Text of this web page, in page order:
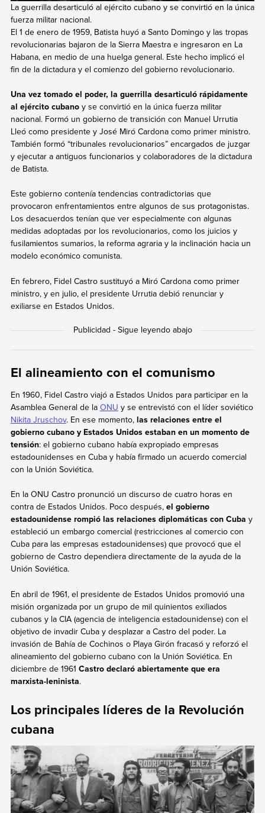
La guerrilla desarticuló al ejército cubano y se convirtió en la única
fuerza militar nacional.
El 1 de enero de 1959, Batista huyó a Santo Domingo y las tropas
revolucionarias bajaron de la Sierra Maestra e ingresaron en La
Habana, en medio de una huelga general. Este hecho implicó el
fin de la dictadura y el comienzo del gobierno revolucionario.
Una vez tomado el poder, la guerrilla desarticuló rápidamente
al ejército cubanoy se convirtió en la única fuerza militar
nacional. Formó un gobierno de transición con Manuel Urrutia
Lleó como presidente y José Miró Cardona como primer ministro.
También formó “tribunales revolucionarios” encargados de juzgar
y ejecutar a antiguos funcionarios y colaboradores de la dictadura
de Batista.
Este gobierno contenía tendencias contradictorias que
provocaron enfrentamientos entre algunos de sus protagonistas.
Los desacuerdos tenían que ver especialmente con algunas
medidas adoptadas por los revolucionarios, como los juicios y
fusilamientos sumarios, la reforma agraria y la inclinación hacia un
modelo económico comunista.
En febrero, Fidel Castro sustituyó a Miró Cardona como primer
ministro, y en julio, el presidente Urrutia debió renunciar y
exiliarse en Estados Unidos.
El alineamiento con el comunismo
En 1960, Fidel Castro viajó a Estados Unidos para participar en la
Asamblea General de la ONU y se entrevistó con el líder soviético
Nikita Jruschov. En ese momento,las relaciones entre el
gobierno cubano y Estados Unidos estaban en un momento de
tensión: el gobierno cubano había expropiado empresas
estadounidenses en Cuba y había firmado un acuerdo comercial
con la Unión Soviética.
En la ONU Castro pronunció un discurso de cuatro horas en
contra de Estados Unidos. Poco después, el gobierno
estadounidense rompió las relaciones diplomáticas con Cuba y
estableció un embargo comercial (restricciones al comercio con
Cuba para las empresas estadounidenses) que provocó que el
gobierno de Castro dependiera directamente de la ayuda de la
Unión Soviética.
En abril de 1961, el presidente de Estados Unidos promovió una
misión organizada por un grupo de mil quinientos exiliados
cubanos y la CIA (agencia de inteligencia estadounidense) con el
objetivo de invadir Cuba y desplazar a Castro del poder. La
invasión de Bahía de Cochinos o Playa Girón fracasó y reforzó el
alineamiento del gobierno cubano con la Unión Soviética. En
diciembre de 1961 Castro declaró abiertamente que era
marxista-leninista.
Los principales líderes de la Revolución
cubana